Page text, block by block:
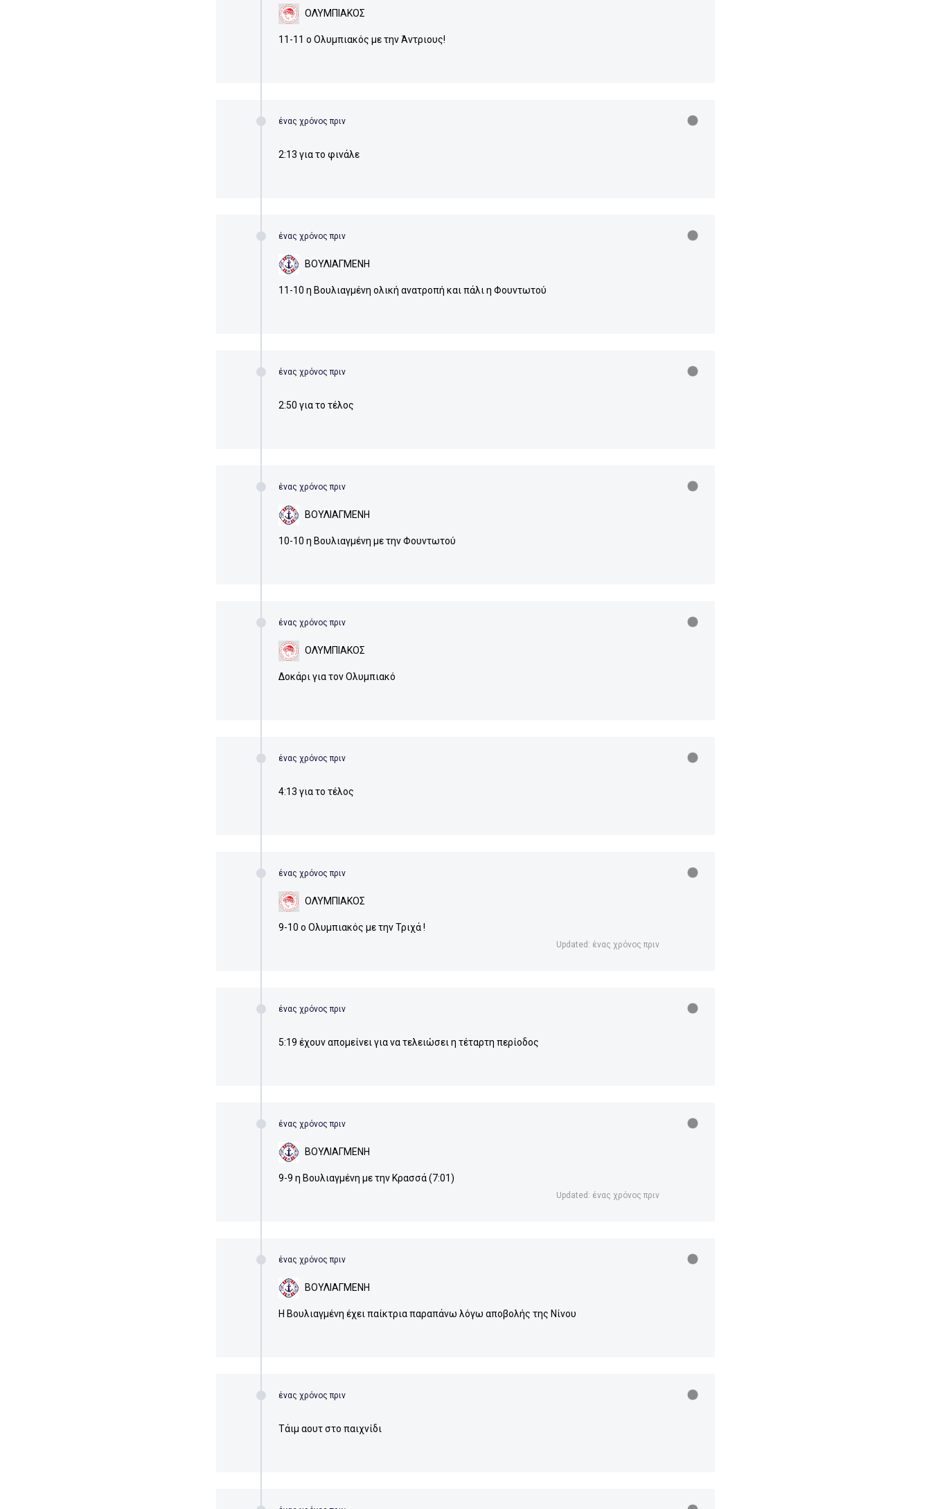
ΟΛΥΜΠΙΑΚΟΣ
11-11 ο Ολυμπιακός με την Άντριους!
ένας χρόνος πριν
2:13 για το φινάλε
ένας χρόνος πριν
ΒΟΥΛΙΑΓΜΕΝΗ
11-10 η Βουλιαγμένη ολική ανατροπή και πάλι η Φουντωτού
ένας χρόνος πριν
2:50 για το τέλος
ένας χρόνος πριν
ΒΟΥΛΙΑΓΜΕΝΗ
10-10 η Βουλιαγμένη με την Φουντωτού
ένας χρόνος πριν
ΟΛΥΜΠΙΑΚΟΣ
Δοκάρι για τον Ολυμπιακό
ένας χρόνος πριν
4:13 για το τέλος
ένας χρόνος πριν
ΟΛΥΜΠΙΑΚΟΣ
9-10 ο Ολυμπιακός με την Τριχά !
Updated: ένας χρόνος πριν
ένας χρόνος πριν
5:19 έχουν απομείνει για να τελειώσει η τέταρτη περίοδος
ένας χρόνος πριν
ΒΟΥΛΙΑΓΜΕΝΗ
9-9 η Βουλιαγμένη με την Κρασσά (7:01)
Updated: ένας χρόνος πριν
ένας χρόνος πριν
ΒΟΥΛΙΑΓΜΕΝΗ
Η Βουλιαγμένη έχει παίκτρια παραπάνω λόγω αποβολής της Νίνου
ένας χρόνος πριν
Τάιμ αουτ στο παιχνίδι